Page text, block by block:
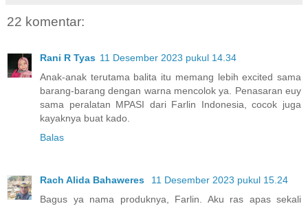
22 komentar:
Rani R Tyas 11 Desember 2023 pukul 14.34
Anak-anak terutama balita itu memang lebih excited sama
barang-barang dengan warna mencolok ya. Penasaran euy
sama peralatan MPASI dari Farlin Indonesia, cocok juga
kayaknya buat kado.
Balas
Rach Alida Bahaweres
11 Desember 2023 pukul 15.24
Bagus ya nama produknya, Farlin. Aku ras apas sekali